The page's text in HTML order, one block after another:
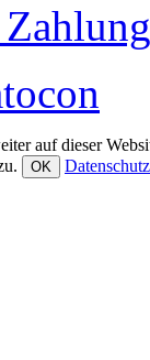
auf dieser
OK